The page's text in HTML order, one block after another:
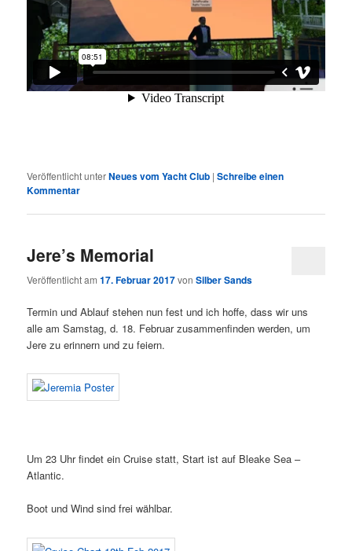
Veröffentlicht unterNeues vom Yacht Club |Schreibe einen
Kommentar
Jere’s Memorial
Veröffentlicht am17. Februar 2017vonSilber Sands
Termin und Ablauf stehen nun fest und ich hoffe, dass wir uns
alle am Samstag, d. 18. Februar zusammenfinden werden, um
Jere zu erinnern und zu feiern.
Um 23 Uhr findet ein Cruise statt, Start ist auf Bleake Sea –
Atlantic.
Boot und Wind sind frei wählbar.